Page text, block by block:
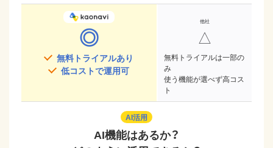
◎
無料トライアルあり
低コストで運用可
△
無料トライアルは一部の
み
使う機能が選べず高コス
ト
AI活用
AI機能はあるか？